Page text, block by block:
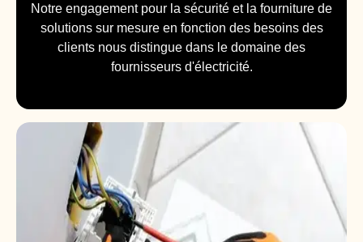
Notre engagement pour la sécurité et la fourniture de
solutions sur mesure en fonction des besoins des
clients nous distingue dans le domaine des
fournisseurs d'électricité.